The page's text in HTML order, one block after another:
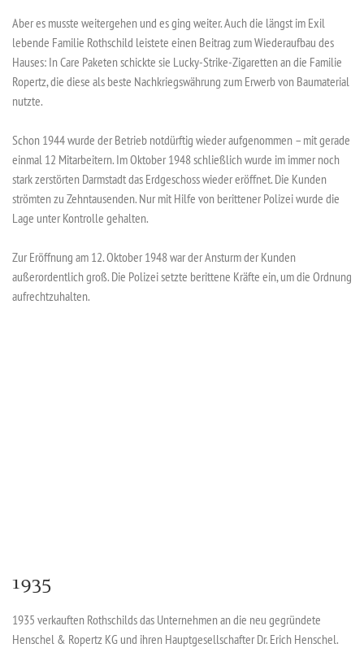
Aber es musste weitergehen und es ging weiter. Auch die längst im Exil
lebende Familie Rothschild leistete einen Beitrag zum Wiederaufbau des
Hauses: In Care Paketen schickte sie Lucky-Strike-Zigaretten an die Familie
Ropertz, die diese als beste Nachkriegswährung zum Erwerb von Baumaterial
nutzte.
Schon 1944 wurde der Betrieb notdürftig wieder aufgenommen – mit gerade
einmal 12 Mitarbeitern. Im Oktober 1948 schließlich wurde im immer noch
stark zerstörten Darmstadt das Erdgeschoss wieder eröffnet. Die Kunden
strömten zu Zehntausenden. Nur mit Hilfe von berittener Polizei wurde die
Lage unter Kontrolle gehalten.
Zur Eröffnung am 12. Oktober 1948 war der Ansturm der Kunden
außerordentlich groß. Die Polizei setzte berittene Kräfte ein, um die Ordnung
aufrechtzuhalten.
1935
1935 verkauften Rothschilds das Unternehmen an die neu gegründete
Henschel & Ropertz KG und ihren Hauptgesellschafter Dr. Erich Henschel.